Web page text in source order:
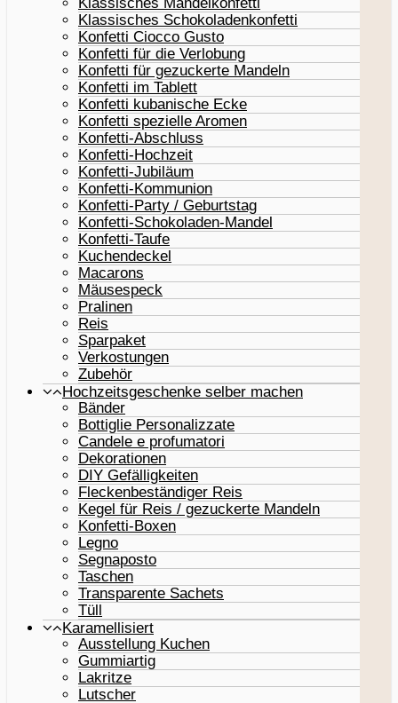
Klassisches Schokoladenkonfetti
Konfetti Ciocco Gusto
Konfetti für die Verlobung
Konfetti für gezuckerte Mandeln
Konfetti im Tablett
Konfetti kubanische Ecke
Konfetti spezielle Aromen
Konfetti-Abschluss
Konfetti-Hochzeit
Konfetti-Jubiläum
Konfetti-Kommunion
Konfetti-Party / Geburtstag
Konfetti-Schokoladen-Mandel
Konfetti-Taufe
Kuchendeckel
Macarons
Mäusespeck
Pralinen
Reis
Sparpaket
Verkostungen
Zubehör
Hochzeitsgeschenke selber machen
Bänder
Bottiglie Personalizzate
Candele e profumatori
Dekorationen
DIY Gefälligkeiten
Fleckenbeständiger Reis
Kegel für Reis / gezuckerte Mandeln
Konfetti-Boxen
Legno
Segnaposto
Taschen
Transparente Sachets
Tüll
Karamellisiert
Ausstellung Kuchen
Gummiartig
Lakritze
Lutscher